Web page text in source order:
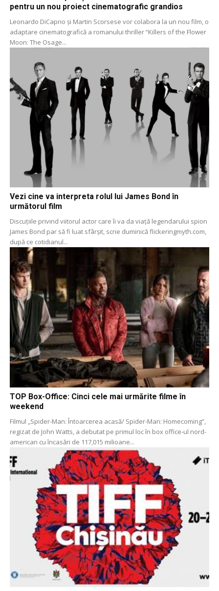
pentru un nou proiect cinematografic grandios
Leonardo DiCaprio și Martin Scorsese vor colabora la un nou film, o
adaptare cinematografică a romanului thriller “Killers of the Flower
Moon: The Osage...
Vezi cine va interpreta rolul lui James Bond în
următorul film
Discuțiile privind viitorul actor care îi va da viață legendarului spion
James Bond par să fi luat sfârșit, scrie duminică flickeringmyth.com,
după ce cotidianul...
TOP Box-Office: Cinci cele mai urmărite filme în
weekend
Filmul „Spider-Man: Întoarcerea acasă/ Spider-Man: Homecoming”,
regizat de John Watts, a debutat pe primul loc în box office-ul nord-
american cu încasări de 117,015 milioane...